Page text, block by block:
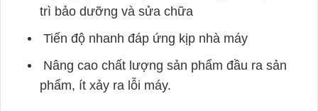
trì bảo dưỡng và sửa chữa
Tiến độ nhanh đáp ứng kịp nhà máy
Nâng cao chất lượng sản phẩm đầu ra sản
phẩm, ít xảy ra lỗi máy.